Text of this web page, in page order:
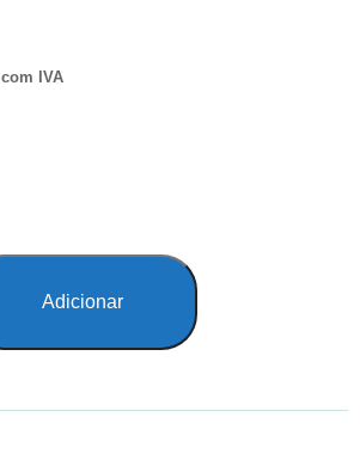
com IVA
Adicionar